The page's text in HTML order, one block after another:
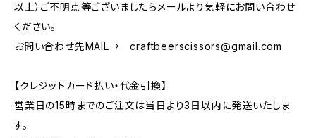
以上）ご不明点等ございましたらメールより気軽にお問い合わせ
ください。
お問い合わせ先MAIL→craftbeerscissors@gmail.com
【クレジットカード払い・代金引換】
営業日の15時までのご注文は当日より3日以内に発送いたしま
す。